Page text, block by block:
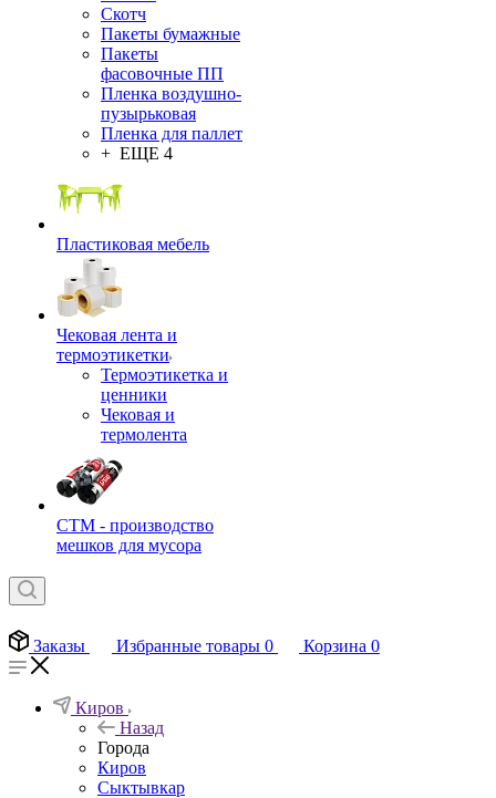
Скотч
Пакеты бумажные
Пакеты
фасовочные ПП
Пленка воздушно-
пузырьковая
Пленка для паллет
+ ЕЩЕ 4
Пластиковая мебель
Чековая лента и
термоэтикетки
Термоэтикетка и
ценники
Чековая и
термолента
СТМ - производство
мешков для мусора
Заказы Избранные товары 0 Корзина 0
Киров
Назад
Города
Киров
Сыктывкар